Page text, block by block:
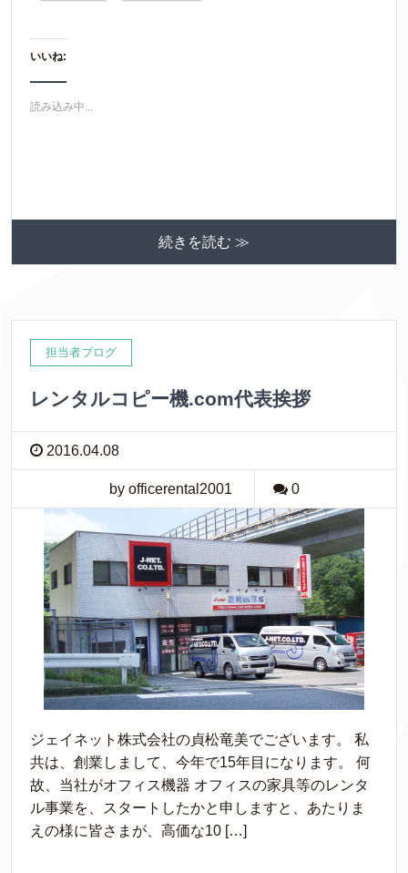
いいね:
読み込み中...
続きを読む ≫
担当者ブログ
レンタルコピー機.com代表挨拶
2016.04.08
by officerental2001 0
ジェイネット株式会社の貞松竜美でございます。 私
共は、創業しまして、今年で15年目になります。 何
故、当社がオフィス機器 オフィスの家具等のレンタ
ル事業を、スタートしたかと申しますと、あたりま
えの様に皆さまが、高価な10 […]